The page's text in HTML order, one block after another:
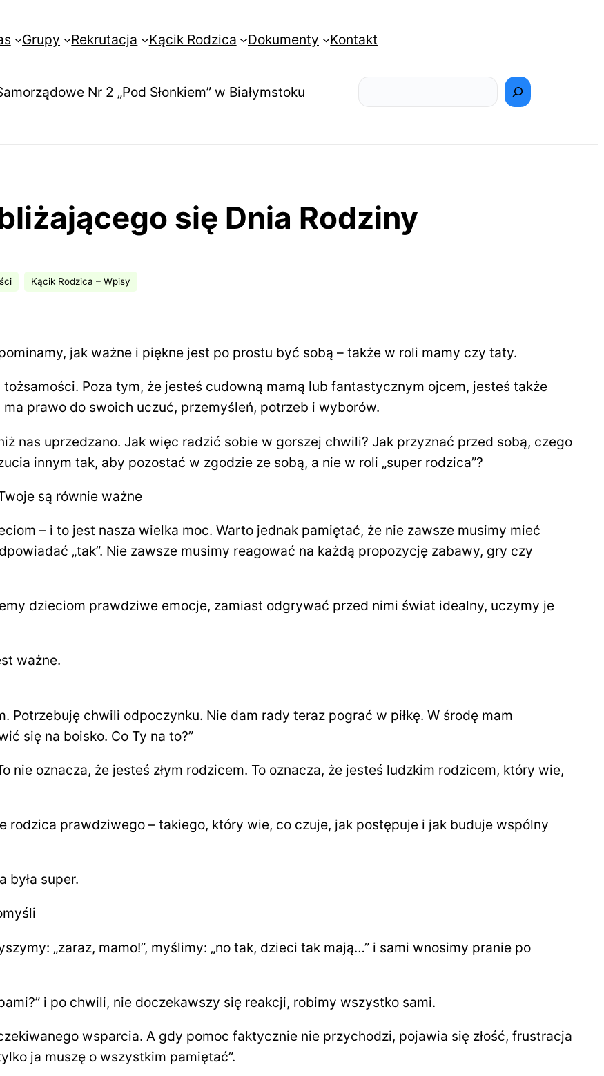
Grupy Rekrutacja Kącik Rodzica Dokumenty Kontakt
Nr 2 „Pod Słonkiem” w Białymstoku
się Dnia Rodziny
Kącik Rodzica – Wpisy
jak ważne i piękne jest po prostu być sobą – także w roli mamy czy taty.
Poza tym, że jesteś cudowną mamą lub fantastycznym ojcem, jesteś także
prawo do swoich uczuć, przemyśleń, potrzeb i wyborów.
nas uprzedzano. Jak więc radzić sobie w gorszej chwili? Jak przyznać przed sobą, czego
innym tak, aby pozostać w zgodzie ze sobą, a nie w roli „super rodzica”?
są równie ważne
– i to jest nasza wielka moc. Warto jednak pamiętać, że nie zawsze musimy mieć
„tak”. Nie zawsze musimy reagować na każdą propozycję zabawy, gry czy
dzieciom prawdziwe emocje, zamiast odgrywać przed nimi świat idealny, uczymy je
ważne.
Potrzebuję chwili odpoczynku. Nie dam rady teraz pograć w piłkę. W środę mam
się na boisko. Co Ty na to?”
nie oznacza, że jesteś złym rodzicem. To oznacza, że jesteś ludzkim rodzicem, który wie,
rodzica prawdziwego – takiego, który wie, co czuje, jak postępuje i jak buduje wspólny
była super.
„zaraz, mamo!”, myślimy: „no tak, dzieci tak mają…” i sami wnosimy pranie po
i po chwili, nie doczekawszy się reakcji, robimy wszystko sami.
wsparcia. A gdy pomoc faktycznie nie przychodzi, pojawia się złość, frustracja
ja muszę o wszystkim pamiętać”.